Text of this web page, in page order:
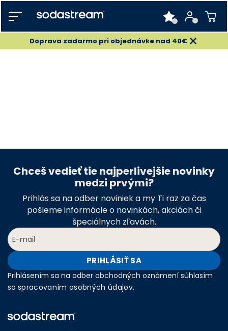
Doprava zadarmo pri objednávke nad 40€
Chceš vedieť tie najperlivejšie novinky
medzi prvými?
Prihlás sa na odber noviniek a my Ti raz za čas
pošleme informácie o novinkách, akciách či
špeciálnych zľavách.
PRIHLÁSIŤ SA
Prihlásením sa na odber obchodných oznámení súhlasím
so spracovaním osobných údajov.